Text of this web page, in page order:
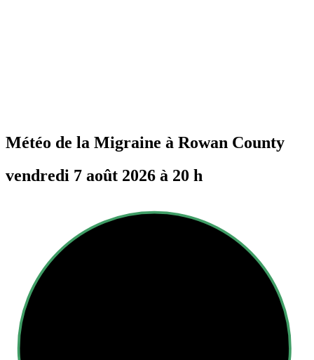
Météo de la Migraine à Rowan County
vendredi 7 août 2026 à 20 h